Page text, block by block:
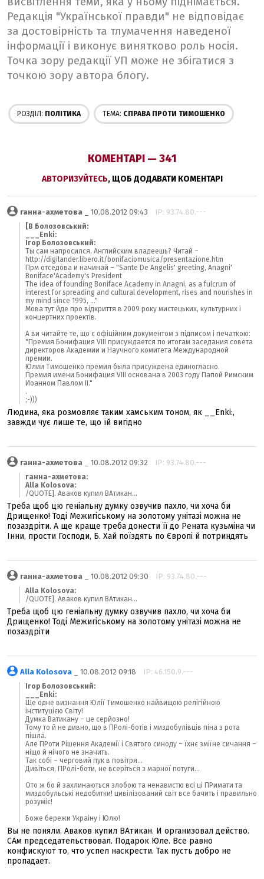
Редакція "Української правди" не відповідає
за достовірність та тлумачення наведеної
інформації і виконує винятково роль носія.
Точка зору редакції УП може не збігатися з
точкою зору автора блогу.
РОЗДІЛ: ПОЛІТИКА ТЕМА: СПРАВА ПРОТИ ТИМОШЕНКО
КОМЕНТАРІ — 341
АВТОРИЗУЙТЕСЬ, ЩОБ ДОДАВАТИ КОМЕНТАРІ
ганна-ахметова _ 10.08.2012 09:43 IP: 93.74.80.---
[B Болозовський:
___Enki:
Ігор Болозовський:
Ты сам напросился. Английским владеешь? Читай –
http://digilander.libero.it/bonifaciomusica/presentazione.htm
Прм отседова и начинай – "Sante De Angelis' greeting, Anagni'
Boniface'Academy's President
The idea of founding Boniface Academy in Anagni, as a fulcrum of
interest for spreading and cultural development, rises and nourishes in
my mind since 1995, ..."
Мова тут йде про відкриття в 2009 року мистецьких, культурних і
концертних проектів.
А ви читайте те, що є офіційним документом з підписом і печаткою:
"Премия Бонифация VIII присуждается по итогам заседания совета
директоров Академии и Научного комитета Международной
премии.
Юлии Тимошенко премия была присуждена единогласно.
Премия имени Бонифация VIII основана в 2003 году Папой Римским
Иоанном Павлом II."
.
;-)))
Людина, яка розмовляє таким хамським тоном, як __Enki:,
завжди чує лише те, що їй вигідно
ганна-ахметова _ 10.08.2012 09:32 IP: 93.74.80.---
ганна-ахметова:
Alla Kolosova:
/QUOTE]. Аваков купил ВАтикан...
Треба щоб цю геніальну думку озвучив пахло, чи хоча би
Дрищенко! Тоді Межигіському на золотому унітазі можна не
позаздріти. А ще краще треба донести її до Рената кузьміна чи
Інни, прости Господи, Б. Хай поїздять по Європі й потриндять
ганна-ахметова _ 10.08.2012 09:30 IP: 93.74.80.---
Alla Kolosova:
/QUOTE]. Аваков купил ВАтикан...
Треба щоб цю геніальну думку озвучив пахло, чи хоча би
Дрищенко! Тоді Межигіському на золотому унітазі можна не
позаздріти
Alla Kolosova _ 10.08.2012 09:18 IP: 46.150.9.---
Ігор Болозовський:
___Enki:
Ще одне визнання Юлії Тимошенко найвищою релігійною
інституцією Світу!
Думка Ватикану – це серйозно!
Тому то й не дивно, що в ПРолі-ботів і миздобулівців піна з рота
пішла.
Але ПРоти Рішення Академії і Святого синоду – їхнє зміїне сичання –
ніщо й нічого не значить.
Так собі – черговий пук в повітря...
Дивіться, ПРолі-боти, не всеріться з марної потуги...
Ото ж бо й захлинаються злобою та ненавистю всі ці ПРимати та
миздобульські недобитки! цивілізований світ все бачить і правильно
розуміє!
Боже бережи Украіну і Юлю!
Вы не поняли. Аваков купил ВАтикан. И организовал действо.
САм председательствовал. Подарок Юле. Все равно
конфискуют то, что успел наскрести. Так пусть добро не
пропадает.